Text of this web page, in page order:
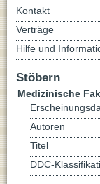
Kontakt
Verträge
Hilfe und
Stöbern
Medizinische
Autoren
Titel
DDC-